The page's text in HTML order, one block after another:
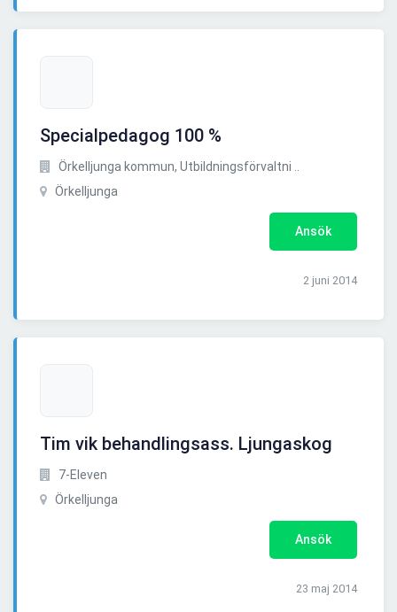
Specialpedagog 100 %
Örkelljunga kommun, Utbildningsförvaltni ..
Örkelljunga
Ansök
2 juni 2014
Tim vik behandlingsass. Ljungaskog
7-Eleven
Örkelljunga
Ansök
23 maj 2014